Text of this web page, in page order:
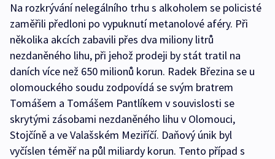
Na rozkrývání nelegálního trhu s alkoholem se policisté
zaměřili předloni po vypuknutí metanolové aféry. Při
několika akcích zabavili přes dva miliony litrů
nezdaněného lihu, při jehož prodeji by stát tratil na
daních více než 650 milionů korun. Radek Březina se u
olomouckého soudu zodpovídá se svým bratrem
Tomášem a Tomášem Pantlíkem v souvislosti se
skrytými zásobami nezdaněného lihu v Olomouci,
Stojčíně a ve Valašském Meziříčí. Daňový únik byl
vyčíslen téměř na půl miliardy korun. Tento případ s